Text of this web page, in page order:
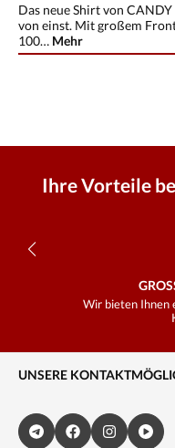
Das neue Shirt von
von einst. Mit großem
100… Mehr
Ihre Vorteile
Wir bieten Ihnen
UNSERE